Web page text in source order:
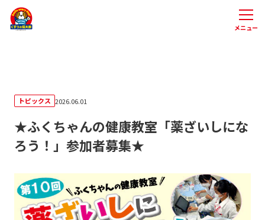
メニュー
トピックス 2026.06.01
★ふくちゃんの健康教室「薬ざいしにな
ろう！」参加者募集★